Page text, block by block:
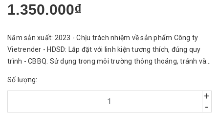
1.350.000₫
Năm sản xuất: 2023 - Chịu trách nhiệm về sản phẩm Công ty
Vietrender - HDSD: Lắp đặt với linh kiện tương thích, đúng quy
trình - CBBQ: Sử dụng trong môi trường thông thoáng, tránh vào
Số lượng:
+
-